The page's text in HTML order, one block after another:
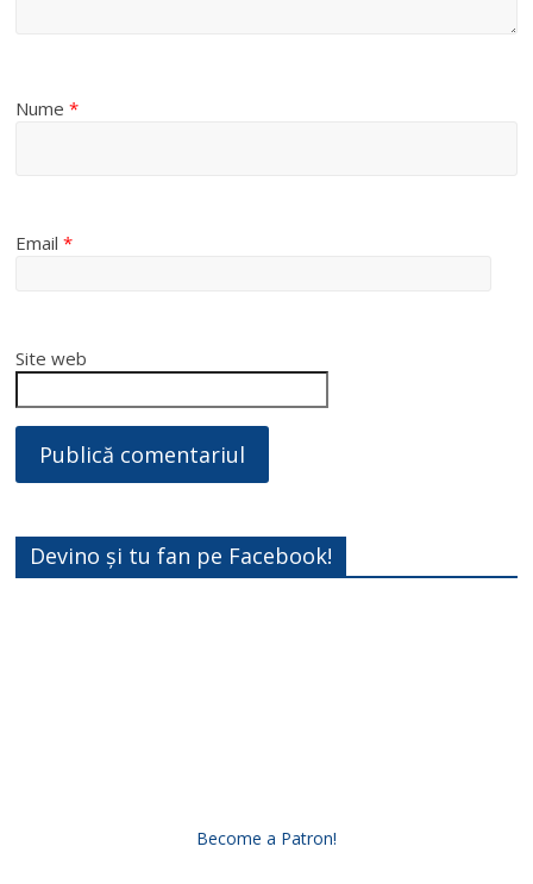
Nume*
Email*
Site web
Devino și tu fan pe Facebook!
Become a Patron!